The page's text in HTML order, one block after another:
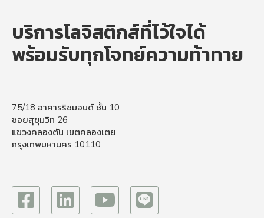
บริการโลจิสติกส์ที่ไว้ใจได้
พร้อมรับทุกโจทย์ความท้าทาย
75/18 อาคารริชมอนด์ ชั้น 10
ซอยสุขุมวิท 26
แขวงคลองตัน เขตคลองเตย
กรุงเทพมหานคร 10110